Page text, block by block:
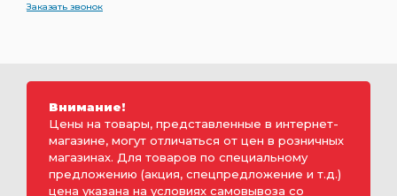
Заказать звонок
Внимание!
Цены на товары, представленные в интернет-
магазине, могут отличаться от цен в розничных
магазинах. Для товаров по специальному
предложению (акция, спецпредложение и т.д.)
цена указана на условиях самовывоза со